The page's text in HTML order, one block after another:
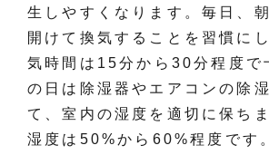
生しやすくなります。毎日、
開けて換気することを習慣に
気時間は15分から30分程度で
の日は除湿器やエアコンの除
て、室内の湿度を適切に保ち
湿度は50%から60%程度です